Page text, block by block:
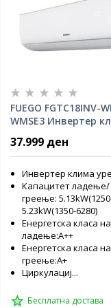
FUEGO FGTC18INV-
WMSE3 Инвертер
37.999 ден
Инвертер клима
Капацитет ладење/
греење:
5.23kW(1350-6280)
Енергетска класа на
ладење:А++
Енергетска класа на
греење:А+
Циркулациј...
Бесплатна достава